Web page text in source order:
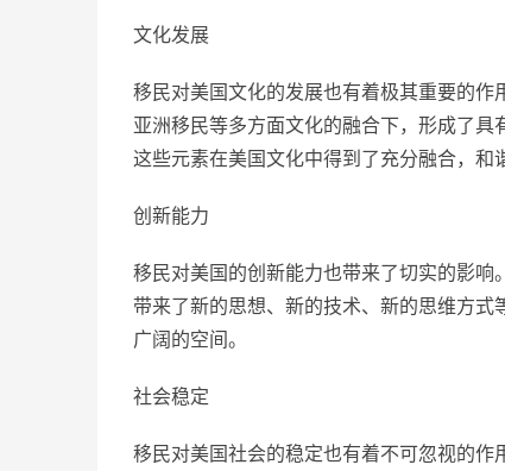
文化发展
移民对美国文化的发展也有着极其重要的作
亚洲移民等多方面文化的融合下，形成了具
这些元素在美国文化中得到了充分融合，和
创新能力
移民对美国的创新能力也带来了切实的影
带来了新的思想、新的技术、新的思维方
广阔的空间。
社会稳定
移民对美国社会的稳定也有着不可忽视的